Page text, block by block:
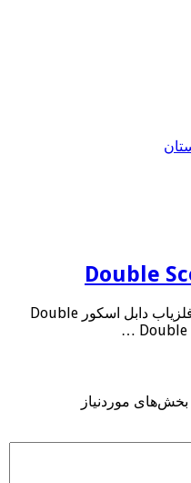
فلزیاب دابل اسکور Double Score فلزیاب دابل اسکور Double
بخش‌های موردنیاز